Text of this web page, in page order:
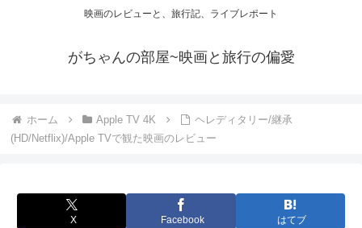
映画のレビューと、旅行記、ライブレポート
がちゃんの部屋~映画と旅行の偏愛
ホーム Apple TV 4K
ヘレディタリー/継承
(HD/Netflix)/Apple TVで観た映画のレビュー
X Facebook はてブ